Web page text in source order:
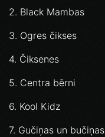
2. Black Mambas
3. Ogres čikses
4. Čiksenes
5. Centra bērni
6. Kool Kidz
7. Gučiņas un bučiņas